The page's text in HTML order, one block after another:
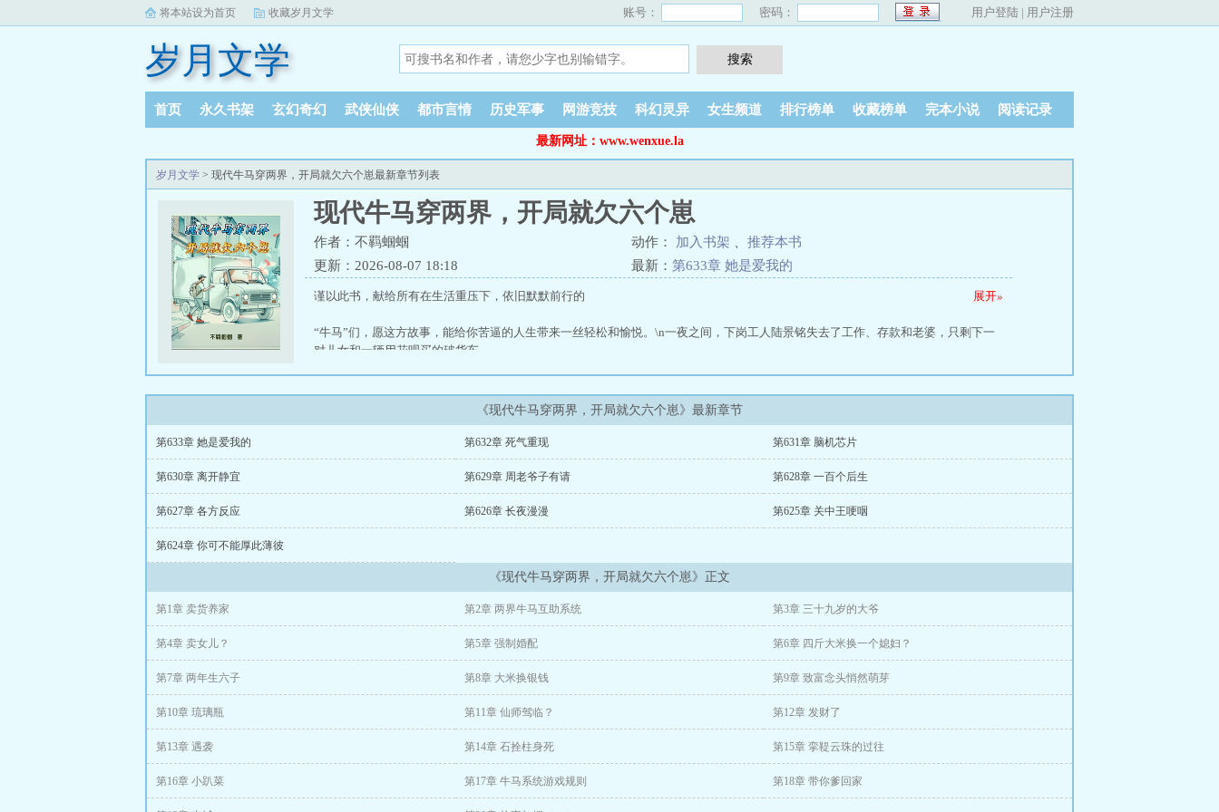
将本站设为首页 收藏岁月文学 账号： 密码： 用户登陆 | 用户注册
岁月文学
首页 永久书架 玄幻奇幻 武侠仙侠 都市言情 历史军事 网游竞技 科幻灵异 女生频道 排行榜单 收藏榜单 完本小说 阅读记录
最新网址：www.wenxue.la
岁月文学 > 现代牛马穿两界，开局就欠六个崽最新章节列表
现代牛马穿两界，开局就欠六个崽
作者：不羁蝈蝈 动作： 加入书架
推荐本书
更新：2026-08-07 18:18
最新： 第633章 她是爱我的
展开»
谨以此书，献给所有在生活重压下，依旧默默前行的
“牛马”们，愿这方故事，能给你苦逼的人生带来一丝轻松和愉悦。\n一夜之间，下岗工人陆景铭失去了工作、存款和老婆，只剩下一
对儿女和一辆用花呗买的破货车。
\n车没了，变成一个古怪背包。\n想回家？一个名为
“两界牛马互助系统”的玩意儿告诉他：可以，先在这个世界获得足够的
“感激”与
“信任”。\n于是，这个现代失意老男人，为了攒够女儿的补习费，为了能回家，不得不开始在汉末乱世里，用锅巴和麻花，换信任，
\n他本想只做个安静的货郎，奈何强制分配的
“老婆”需要养活，认下的
“老爹”跪求他收留女儿……看着身边越来越多的人，陆景铭叹了口气。
\n那就……顺便给这个黑暗的时代，带去一点点，不一样的光。
《现代牛马穿两界，开局就欠六个崽》最新章节
第633章 她是爱我的 第632章 死气重现 第631章 脑机芯片
第630章 离开静宜 第629章 周老爷子有请 第628章 一百个后生
第627章 各方反应 第626章 长夜漫漫 第625章 关中王哽咽
第624章 你可不能厚此薄彼
《现代牛马穿两界，开局就欠六个崽》正文
第1章 卖货养家 第2章 两界牛马互助系统 第3章 三十九岁的大爷
第4章 卖女儿？ 第5章 强制婚配 第6章 四斤大米换一个媳妇？
第7章 两年生六子 第8章 大米换银钱 第9章 致富念头悄然萌芽
第10章 琉璃瓶 第11章 仙师驾临？ 第12章 发财了
第13章 遇袭 第14章 石拴柱身死 第15章 挛鞮云珠的过往
第16章 小趴菜 第17章 牛马系统游戏规则 第18章 带你爹回家